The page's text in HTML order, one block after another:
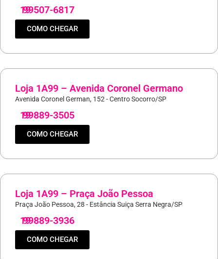
19
99507-6817
COMO CHEGAR
Loja 1A99 – Avenida Coronel Germano
Avenida Coronel German, 152 - Centro Socorro/SP
19
99889-3505
COMO CHEGAR
Loja 1A99 – Praça João Pessoa
Praça João Pessoa, 28 - Estância Suiça Serra Negra/SP
19
99889-3936
COMO CHEGAR